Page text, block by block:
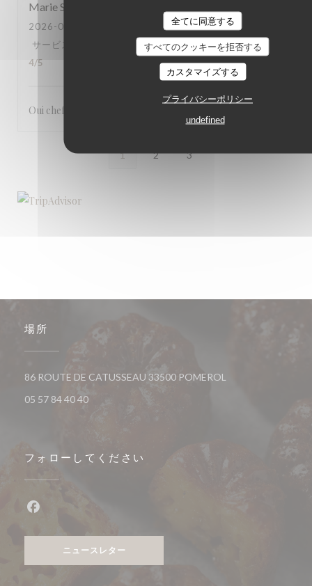
全てに同意する
すべてのクッキーを拒否する
カスタマイズする
プライバシーポリシー
undefined
MarieS
2026-08-04
- 19:45 - ゲスト 2
サービス
/5 メニュー: 5/5 品質-価格
4/5
Oui chef fantastique et les serveurs très gentils
1 2 3
場所
86 ROUTE DE CATUSSEAU 33500 POMEROL
05 57 84 40 40
フォローしてください
ニュースレター